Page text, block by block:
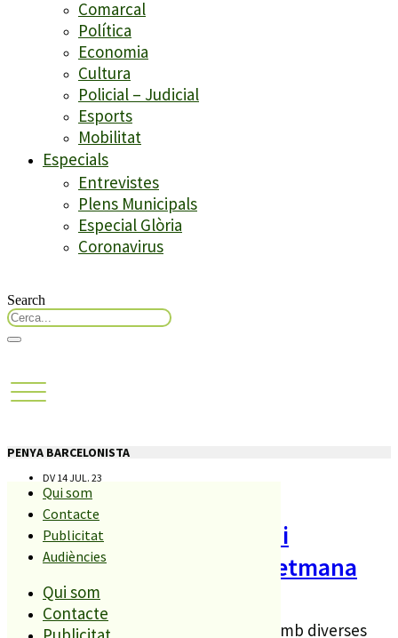
Comarcal
Política
Economia
Cultura
Policial – Judicial
Esports
Mobilitat
Especials
Entrevistes
Plens Municipals
Especial Glòria
Coronavirus
Search
Qui som
Contacte
Publicitat
Audiències
Qui som
Contacte
PENYA BARCELONISTA
DV 14 JUL. 23
Palafolls s’omple de festa i
activitats aquest cap de setmana
A partir de demà, Palafolls comptarà amb diverses